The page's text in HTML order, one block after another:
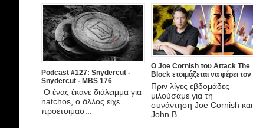
Podcast #127: Snydercut -
Snydercut - MBS 176
Ο ένας έκανε διάλειμμα για
natchos, ο άλλος είχε
προετοιμασ...
Ο Joe Cornish του Attack The
Block ετοιμάζεται να φέρει τον
διαστημικό ήρωα Starlight στη
μεγάλη οθόνη!
Πριν λίγες εβδομάδες
μιλούσαμε για τη
συνάντηση Joe Cornish και
John B...